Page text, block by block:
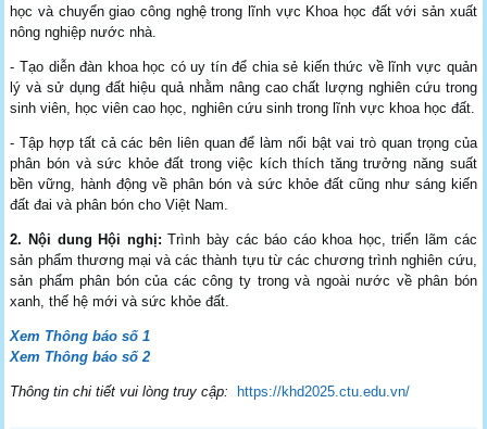
học và chuyển giao công nghệ trong lĩnh vực Khoa học đất với sản xuất
nông nghiệp nước nhà.
- Tạo diễn đàn khoa học có uy tín để chia sẻ kiến thức về lĩnh vực quản
lý và sử dụng đất hiệu quả nhằm nâng cao chất lượng nghiên cứu trong
sinh viên, học viên cao học, nghiên cứu sinh trong lĩnh vực khoa học đất.
- Tập hợp tất cả các bên liên quan để làm nổi bật vai trò quan trọng của
phân bón và sức khỏe đất trong việc kích thích tăng trưởng năng suất
bền vững, hành động về phân bón và sức khỏe đất cũng như sáng kiến
đất đai và phân bón cho Việt Nam.
2. Nội dung Hội nghị: Trình bày các báo cáo khoa học, triển lãm các
sản phẩm thương mại và các thành tựu từ các chương trình nghiên cứu,
sản phẩm phân bón của các công ty trong và ngoài nước về phân bón
xanh, thế hệ mới và sức khỏe đất.
Xem Thông báo số 1
Xem Thông báo số 2
Thông tin chi tiết vui lòng truy cập: https://khd2025.ctu.edu.vn/